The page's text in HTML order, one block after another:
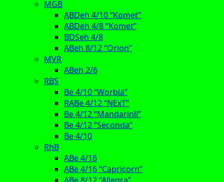
MGB
ABDeh 4/10 “Komet”
ABDeh 4/8 “Komet”
BDSeh 4/8
ABeh 8/12 “Orion”
MVR
ABeh 2/6
RBS
Be 4/10 “Worbla”
RABe 4/12 “NExT”
Be 4/12 “Mandarinli”
Be 4/12 “Seconda”
Be 4/10
RhB
ABe 4/16
ABe 4/16 “Capricorn”